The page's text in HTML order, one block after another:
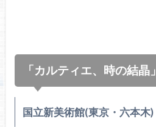
「カルティエ、時の結晶」
国立新美術館(東京・六本木)